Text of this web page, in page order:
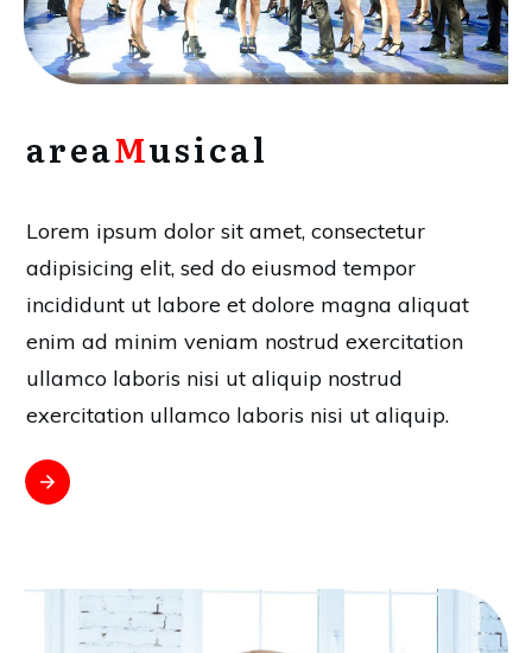
areaMusical
Lorem ipsum dolor sit amet, consectetur
adipisicing elit, sed do eiusmod tempor
incididunt ut labore et dolore magna aliquat
enim ad minim veniam nostrud exercitation
ullamco laboris nisi ut aliquip nostrud
exercitation ullamco laboris nisi ut aliquip.